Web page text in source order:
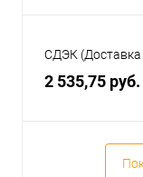
СДЭК (Доставка
2 535,75 руб.